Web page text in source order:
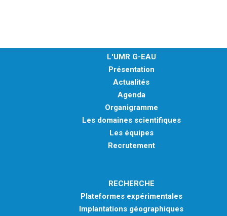
L'UMR G-EAU
Présentation
Actualités
Agenda
Organigramme
Les domaines scientifiques
Les équipes
Recrutement
RECHERCHE
Plateformes expérimentales
Implantations géographiques